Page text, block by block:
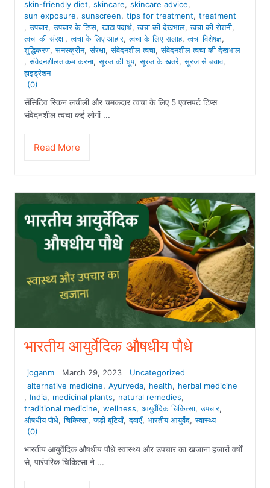
skin-friendly diet, skincare, skincare advice,
sun exposure, sunscreen, tips for treatment, treatment
, उपचार, उपचार के टिप्स, खाद्य पदार्थ, त्वचा की देखभाल, त्वचा की रोशनी,
त्वचा की संरक्षा, त्वचा के लिए आहार, त्वचा के लिए सलाह, त्वचा विशेषज्ञ,
शुद्धिकरण, सनस्क्रीन, संरक्षा, संवेदनशील त्वचा, संवेदनशील त्वचा की देखभाल
, संवेदनशीलताकम करना, सूरज की धूप, सूरज के खतरे, सूरज से बचाव,
हाइड्रेशन
(0)
सेंसिटिव स्किन लचीली और चमकदार त्वचा के लिए 5 एक्सपर्ट टिप्स
संवेदनशील त्वचा कई लोगों ...
Read More
भारतीय आयुर्वेदिक औषधीय पौधे
joganm March 29, 2023
Uncategorized
alternative medicine, Ayurveda, health, herbal medicine
, India, medicinal plants, natural remedies,
traditional medicine, wellness, आयुर्वेदिक चिकित्सा, उपचार,
औषधीय पौधे, चिकित्सा, जड़ी बूटियाँ, दवाएँ, भारतीय आयुर्वेद, स्वास्थ्य
(0)
भारतीय आयुर्वेदिक औषधीय पौधे स्वास्थ्य और उपचार का खजाना हजारों वर्षों
से, पारंपरिक चिकित्सा ने ...